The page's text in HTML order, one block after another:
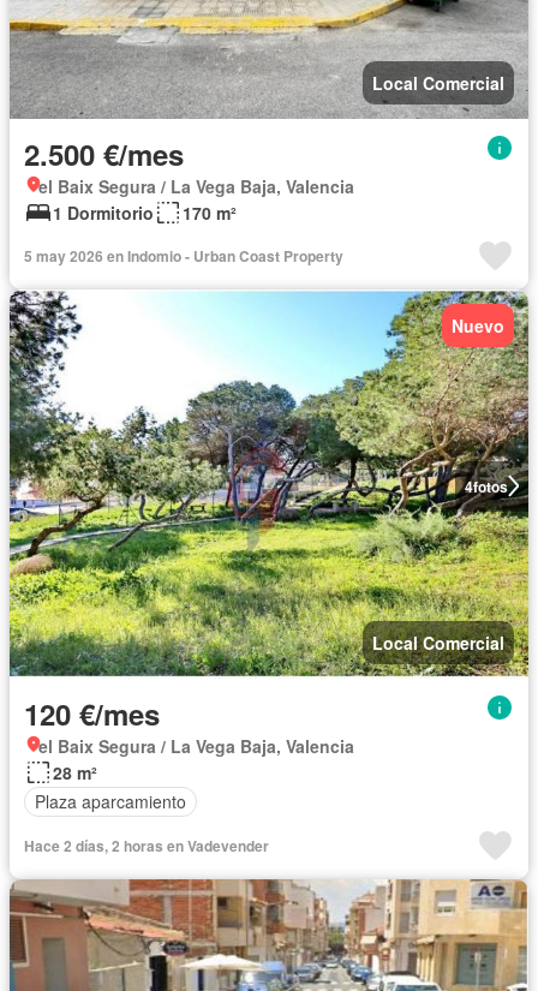
Local Comercial
2.500 €/mes
el Baix Segura / La Vega Baja, Valencia
1 Dormitorio
170 m²
5 may 2026 en Indomio - Urban Coast Property
4fotos
Nuevo
Local Comercial
120 €/mes
el Baix Segura / La Vega Baja, Valencia
28 m²
Plaza aparcamiento
Hace 2 días, 2 horas en Vadevender